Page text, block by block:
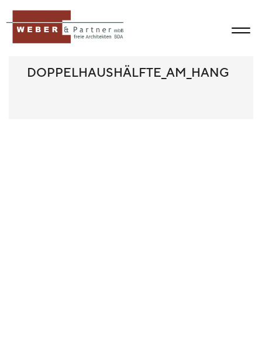
DOPPELHAUSHÄLFTE_AM_HANG